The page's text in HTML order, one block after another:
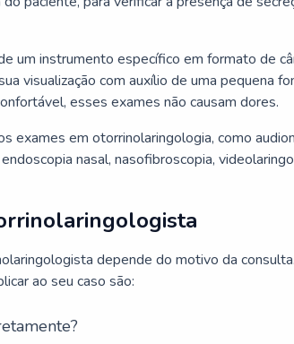
um instrumento específico em formato de
visualização com auxílio de uma pequena
esses exames não causam dores.
exames em otorrinolaringologia, como
nasal, nasofibroscopia,
depende do motivo da consulta.
ao seu caso são: